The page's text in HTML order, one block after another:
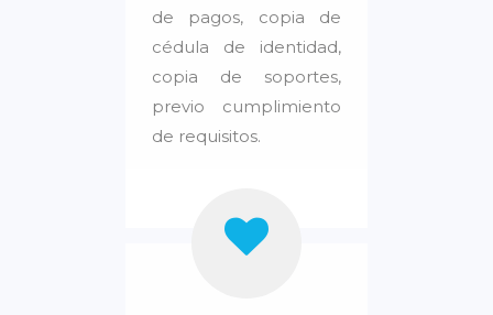
de pagos, copia de
cédula de identidad,
copia de soportes,
previo cumplimiento
de requisitos.